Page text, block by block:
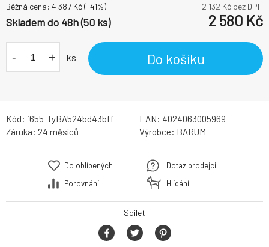
Běžná cena: 4 387Kč(-41%) 2 132 Kč bez DPH
Skladem do 48h (50 ks) 2 580 Kč
- + ks Do košíku
Kód: i655_tyBA524bd43bff EAN: 4024063005969
Záruka: 24 měsíců Výrobce: BARUM
Do oblíbených
Porovnání
Dotaz prodejci
Hlídání
Sdílet